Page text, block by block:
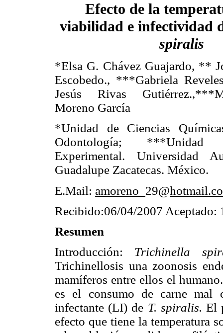
Efecto de la
viabilidad e infectividad
spiralis
*Elsa G. Chávez Guajardo, **
Escobedo., ***Gabriela
Jesús Rivas
Moreno García
*Unidad de Ciencias
Odontología;
Experimental. Universidad
Guadalupe Zacatecas. México.
E.Mail: amoreno_ 29@
Recibido:06/04/2007 Aceptado:
Resumen
Introducción: Trichinella
Trichinellosis una zoonosis
mamíferos entre ellos el
es el consumo de carne mal
infectante (LI) de T. spiralis. El
efecto que tiene la temperatura